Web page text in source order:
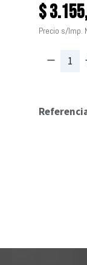
$
Precio s/Imp.